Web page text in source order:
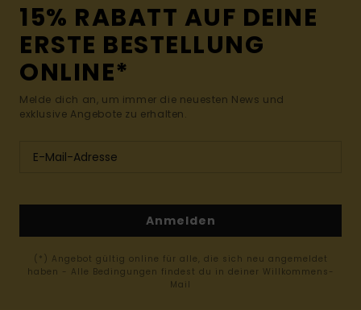
15% RABATT AUF DEINE
ERSTE BESTELLUNG
ONLINE*
Melde dich an, um immer die neuesten News und
exklusive Angebote zu erhalten.
Anmelden
(*) Angebot gültig online für alle, die sich neu angemeldet
haben - Alle Bedingungen findest du in deiner Willkommens-
Mail